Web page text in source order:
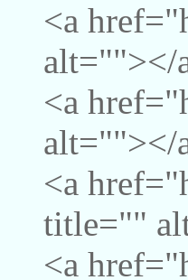
<a
alt=""></
<a
alt=""></
<a
title=""
<a